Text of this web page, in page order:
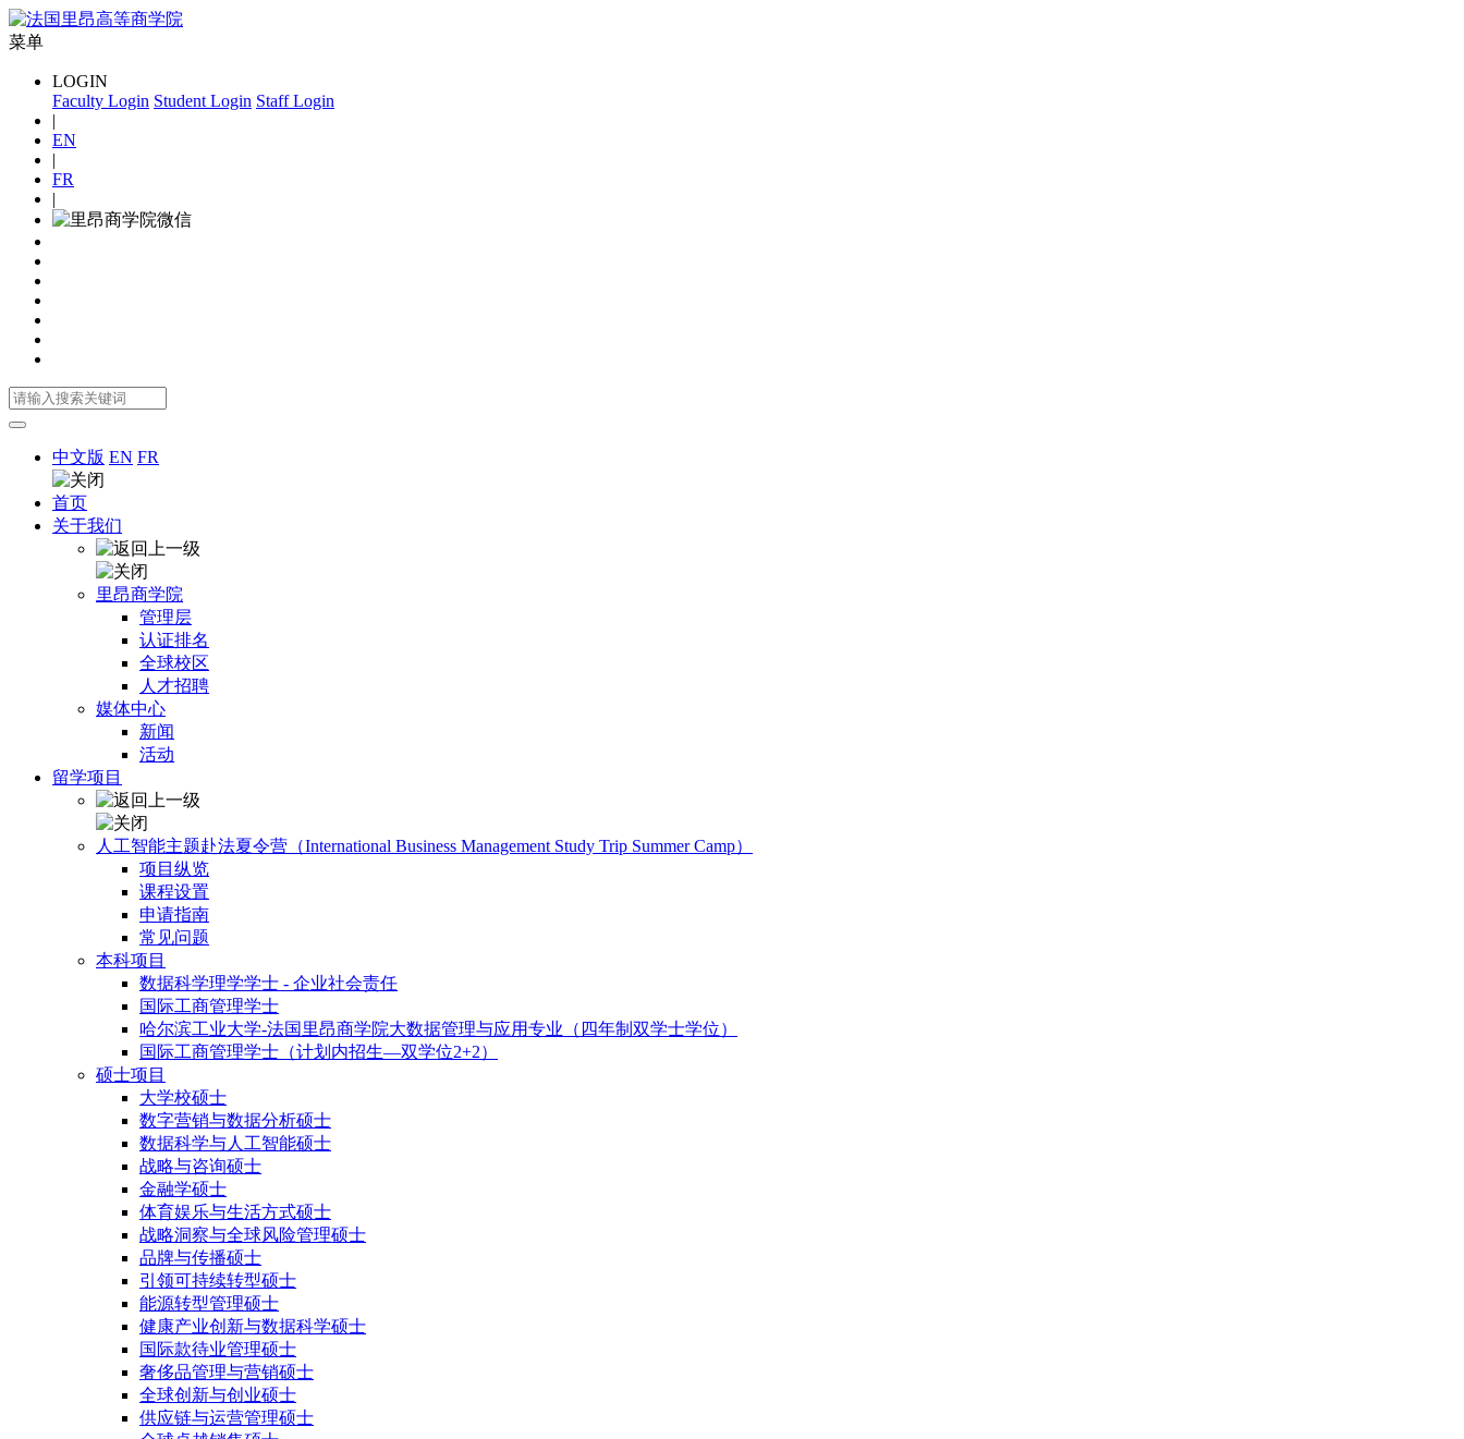
菜单
LOGIN
Faculty Login Student Login Staff Login
|
EN
|
FR
|
中文版 EN FR
首页
关于我们
里昂商学院
管理层
认证排名
全球校区
人才招聘
媒体中心
新闻
活动
留学项目
人工智能主题赴法夏令营（International Business Management Study Trip Summer Camp）
项目纵览
课程设置
申请指南
常见问题
本科项目
数据科学理学学士 - 企业社会责任
国际工商管理学士
哈尔滨工业大学-法国里昂商学院大数据管理与应用专业（四年制双学士学位）
国际工商管理学士（计划内招生—双学位2+2）
硕士项目
大学校硕士
数字营销与数据分析硕士
数据科学与人工智能硕士
战略与咨询硕士
金融学硕士
体育娱乐与生活方式硕士
战略洞察与全球风险管理硕士
品牌与传播硕士
引领可持续转型硕士
能源转型管理硕士
健康产业创新与数据科学硕士
国际款待业管理硕士
奢侈品管理与营销硕士
全球创新与创业硕士
供应链与运营管理硕士